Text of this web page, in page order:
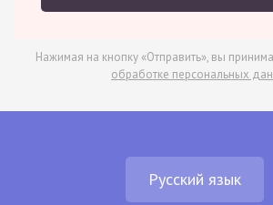
Нажимая на кнопку «Отправить», вы
обработке персональных
Русский язык